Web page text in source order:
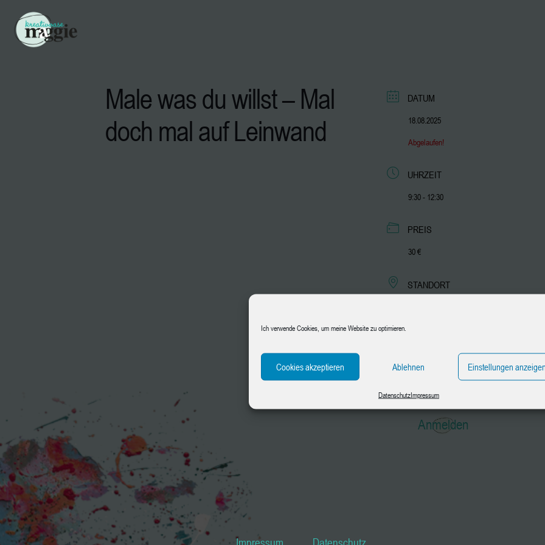
Ich verwende Cookies, um meine Website zu optimieren.
Cookies akzeptieren Ablehnen Einstellungen
DatenschutzImpressum
Male was du willst – Mal
doch mal auf Leinwand
DATUM
18.08.2025
Abgelaufen!
UHRZEIT
9:30 - 12:30
PREIS
30 €
STANDORT
Kreativoase.maggie
Teens 10-14 Jahre
Anmelden